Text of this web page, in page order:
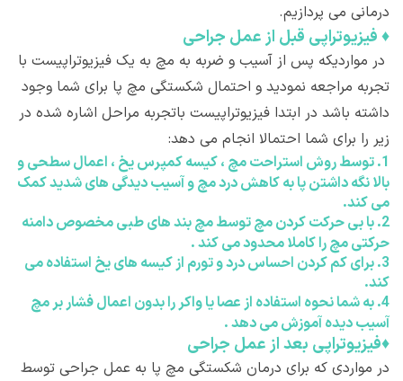
درمانی می پردازیم.
♦فیزیوتراپی قبل از عمل جراحی
در مواردیکه پس از آسیب و ضربه به مچ به یک فیزیوتراپیست با
تجربه مراجعه نمودید و احتمال شکستگی مچ پا برای شما وجود
داشته باشد در ابتدا فیزیوتراپیست باتجربه مراحل اشاره شده در
زیر را برای شما احتمالا انجام می دهد:
1. توسط روش استراحت مچ ، کیسه کمپرس یخ ، اعمال سطحی و
بالا نگه داشتن پا به کاهش درد مچ و آسیب دیدگی های شدید کمک
می کند.
2. با بی حرکت کردن مچ توسط مچ بند های طبی مخصوص دامنه
حرکتی مچ را کاملا محدود می کند .
3. برای کم کردن احساس درد و تورم از کیسه های یخ استفاده می
کند.
4. به شما نحوه استفاده از عصا یا واکر را بدون اعمال فشار بر مچ
آسیب دیده آموزش می دهد .
♦فیزیوتراپی بعد از عمل جراحی
در مواردی که برای درمان شکستگی مچ پا به عمل جراحی توسط